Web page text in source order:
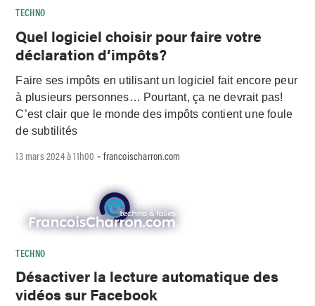
TECHNO
Quel logiciel choisir pour faire votre
déclaration d’impôts?
Faire ses impôts en utilisant un logiciel fait encore peur
à plusieurs personnes… Pourtant, ça ne devrait pas!
C’est clair que le monde des impôts contient une foule
de subtilités
13 mars 2024 à 11h00 -francoischarron.com
TECHNO
Désactiver la lecture automatique des
vidéos sur Facebook